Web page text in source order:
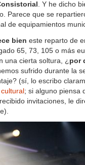
. Y he dicho
Parece que se
de equipamientos
bien este reparto de
65, 73, 105 o más
una cierta soltura, ¿ por
sufrido durante la
(sí, lo escribo
; si alguno piensa
invitaciones, le